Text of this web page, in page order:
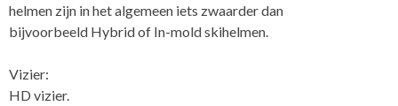
helmen zijn in het algemeen iets zwaarder dan
bijvoorbeeld Hybrid of In-mold skihelmen.
Vizier:
HD vizier.